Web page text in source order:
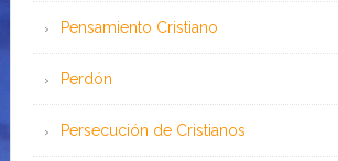
Pensamiento Cristiano
Perdón
Persecución de Cristianos